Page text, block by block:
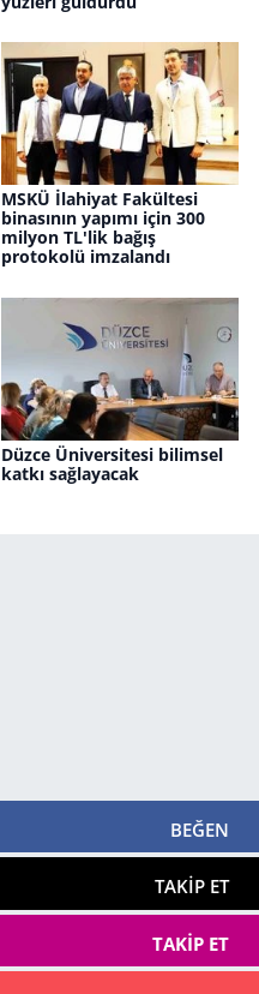
MSKÜ İlahiyat Fakültesi
binasının yapımı için 300
milyon TL'lik bağış
protokolü imzalandı
Düzce Üniversitesi bilimsel
katkı sağlayacak
BEĞEN
TAKIP ET
TAKIP ET